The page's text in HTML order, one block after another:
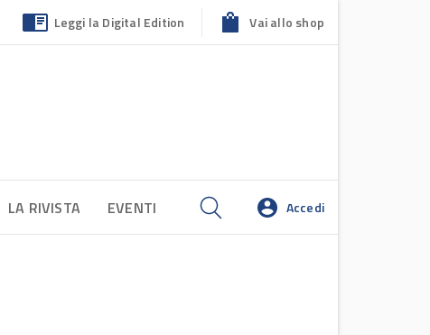
Leggi la Digital Edition Vai allo shop
LA RIVISTA EVENTI Accedi